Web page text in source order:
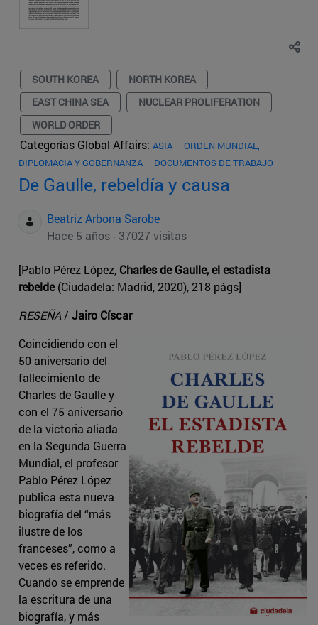
SOUTH KOREA
NORTH KOREA
EAST CHINA SEA
NUCLEAR PROLIFERATION
WORLD ORDER
Categorías Global Affairs: ASIA
ORDEN MUNDIAL,
DIPLOMACIA Y GOBERNANZA
DOCUMENTOS DE TRABAJO
De Gaulle, rebeldía y causa
Beatriz Arbona Sarobe
Hace 5 años - 37027 visitas
[Pablo Pérez López, Charles de Gaulle, el estadista
rebelde(Ciudadela: Madrid, 2020), 218 págs]
RESEÑA/ Jairo Císcar
Coincidiendo con el
50 aniversario del
fallecimiento de
Charles de Gaulle y
con el 75 aniversario
de la victoria aliada
en la Segunda Guerra
Mundial, el profesor
Pablo Pérez López
publica esta nueva
biografía del “más
ilustre de los
franceses”, como a
veces es referido.
Cuando se emprende
la escritura de una
biografía, y más